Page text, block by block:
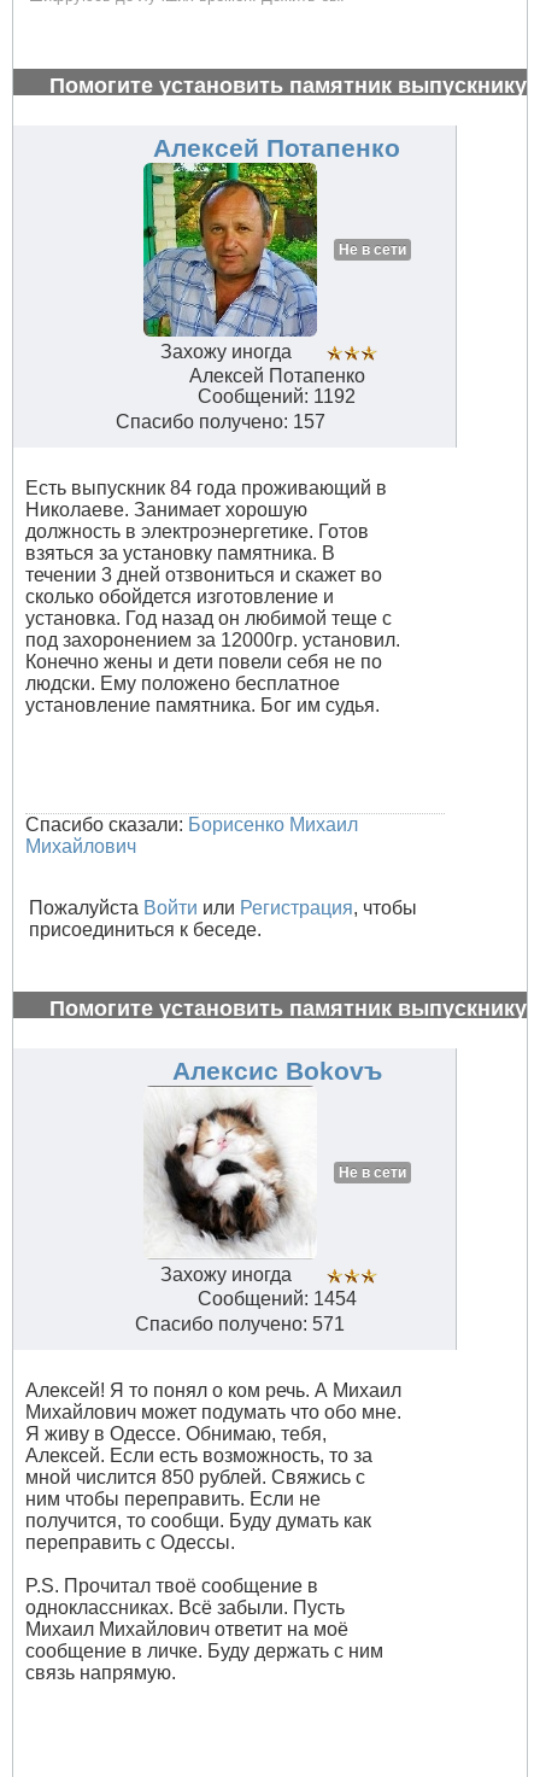
Помогите установить памятник выпускнику
Алексей Потапенко
Не в сети
Захожу иногда
Алексей Потапенко
Сообщений: 1192
Спасибо получено: 157
Есть выпускник 84 года проживающий в
Николаеве. Занимает хорошую
должность в электроэнергетике. Готов
взяться за установку памятника. В
течении 3 дней отзвониться и скажет во
сколько обойдется изготовление и
установка. Год назад он любимой теще с
под захоронением за 12000гр. установил.
Конечно жены и дети повели себя не по
людски. Ему положено бесплатное
установление памятника. Бог им судья.
Спасибо сказали: Борисенко Михаил
Михайлович
Пожалуйста Войти или Регистрация, чтобы
присоединиться к беседе.
Помогите установить памятник выпускнику
Алексис Bokovъ
Не в сети
Захожу иногда
Сообщений: 1454
Спасибо получено: 571
Алексей! Я то понял о ком речь. А Михаил
Михайлович может подумать что обо мне.
Я живу в Одессе. Обнимаю, тебя,
Алексей. Если есть возможность, то за
мной числится 850 рублей. Свяжись с
ним чтобы переправить. Если не
получится, то сообщи. Буду думать как
переправить с Одессы.
P.S. Прочитал твоё сообщение в
одноклассниках. Всё забыли. Пусть
Михаил Михайлович ответит на моё
сообщение в личке. Буду держать с ним
связь напрямую.